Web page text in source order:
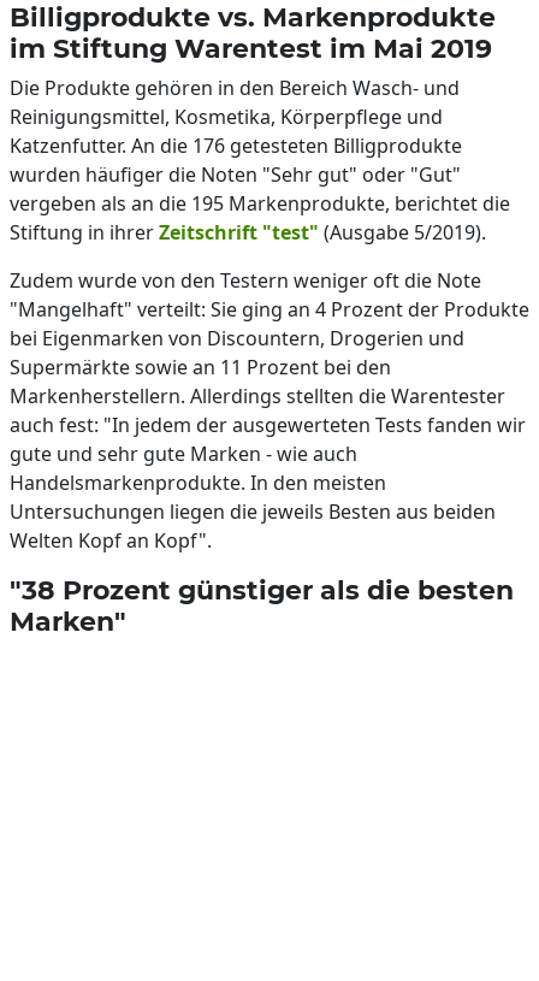
Billigprodukte vs. Markenprodukte
im Stiftung Warentest im Mai 2019
Die Produkte gehören in den Bereich Wasch- und
Reinigungsmittel, Kosmetika, Körperpflege und
Katzenfutter. An die 176 getesteten Billigprodukte
wurden häufiger die Noten "Sehr gut" oder "Gut"
vergeben als an die 195 Markenprodukte, berichtet die
Stiftung in ihrerZeitschrift "test" (Ausgabe 5/2019).
Zudem wurde von den Testern weniger oft die Note
"Mangelhaft" verteilt: Sie ging an 4 Prozent der Produkte
bei Eigenmarken von Discountern, Drogerien und
Supermärkte sowie an 11 Prozent bei den
Markenherstellern. Allerdings stellten die Warentester
auch fest: "In jedem der ausgewerteten Tests fanden wir
gute und sehr gute Marken - wie auch
Handelsmarkenprodukte. In den meisten
Untersuchungen liegen die jeweils Besten aus beiden
Welten Kopf an Kopf".
"38 Prozent günstiger als die besten
Marken"